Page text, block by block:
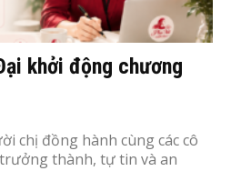
khởi động chương
chị đồng hành cùng các cô
thành, tự tin và an